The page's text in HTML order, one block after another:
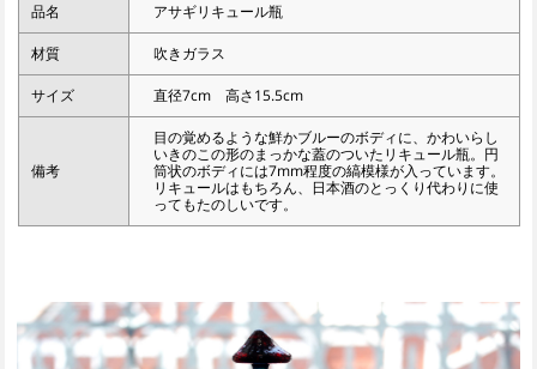
品名 アサギリキュール瓶
材質 吹きガラス
サイズ 直径7cm 高さ15.5cm
備考
目の覚めるような鮮かブルーのボディに、かわいらし
いきのこの形のまっかな蓋のついたリキュール瓶。円
筒状のボディには7mm程度の縞模様が入っています。
リキュールはもちろん、日本酒のとっくり代わりに使
ってもたのしいです。